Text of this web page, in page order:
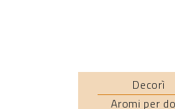
Decorì
Aromi per